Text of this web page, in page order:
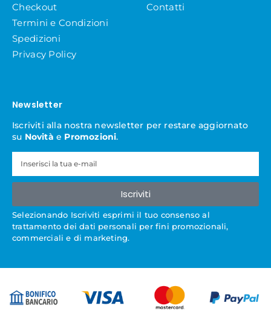
Checkout
Termini e Condizioni
Spedizioni
Privacy Policy
Contatti
Newsletter
Iscriviti alla nostra newsletter per restare aggiornato
su Novità e Promozioni.
Iscriviti
Selezionando Iscriviti esprimi il tuo consenso al
trattamento dei dati personali per fini promozionali,
commerciali e di marketing.